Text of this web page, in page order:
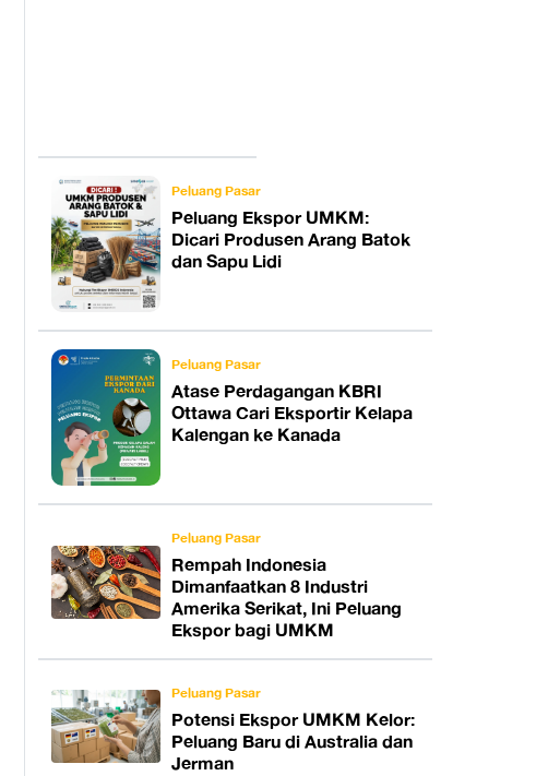
Peluang Pasar
Peluang Ekspor UMKM:
Dicari Produsen Arang Batok
dan Sapu Lidi
Peluang Pasar
Atase Perdagangan KBRI
Ottawa Cari Eksportir Kelapa
Kalengan ke Kanada
Peluang Pasar
Rempah Indonesia
Dimanfaatkan 8 Industri
Amerika Serikat, Ini Peluang
Ekspor bagi UMKM
Peluang Pasar
Potensi Ekspor UMKM Kelor:
Peluang Baru di Australia dan
Jerman